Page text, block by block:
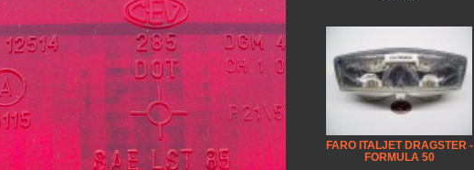
FARO ITALJET DRAGSTER -
FORMULA 50